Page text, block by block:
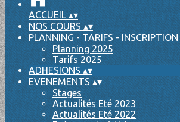
ACCUEIL▴▾
NOS COURS▴▾
PLANNING - TARIFS - INSCRIPTION
Planning 2025
Tarifs 2025
ADHESIONS ▴▾
EVENEMENTS▴▾
Stages
Actualités Eté 2023
Actualités Eté 2022